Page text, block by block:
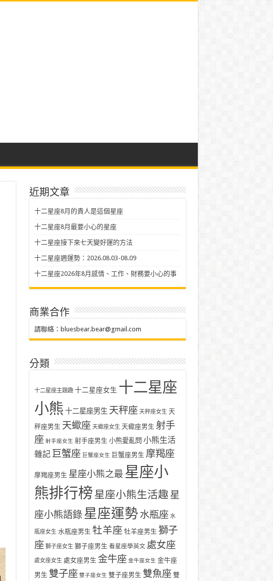
近期文章
十二星座8月的貴人是這個星座
十二星座8月最要小心的星座
十二星座接下來七天變好運的方法
十二星座週運勢：2026.08.03-08.09
十二星座2026年8月感情、工作、財務要小心的事
商業合作
請聯絡： bluesbear.bear@gmail.com
分類
十二星座主題趣 十二星座女生 十二星座
小熊 十二星座男生 天秤座 天秤座女生 天
秤座男生 天蠍座 天蠍座女生 天蠍座男生 射手
座 射手座女生 射手座男生 小熊愛亂問 小熊生活
雜記 巨蟹座 巨蟹座女生 巨蟹座男生 摩羯座
摩羯座男生 星座小熊之最 星座小
熊排行榜 星座小熊生活趣 星
座小熊語錄星座運勢 水瓶座 水
瓶座女生 水瓶座男生 牡羊座 牡羊座男生 獅子
座 獅子座女生 獅子座男生 看星座學英文 處女座
處女座女生 處女座男生 金牛座 金牛座女生 金牛座
男生 雙子座 雙子座女生 雙子座男生 雙魚座 雙